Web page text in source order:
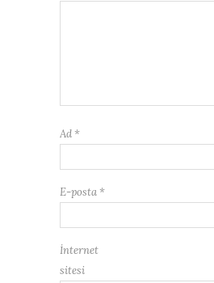
Ad *
E-posta *
İnternet
sitesi